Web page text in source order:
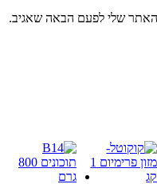
שלי לפעם הבאה שאגיב.